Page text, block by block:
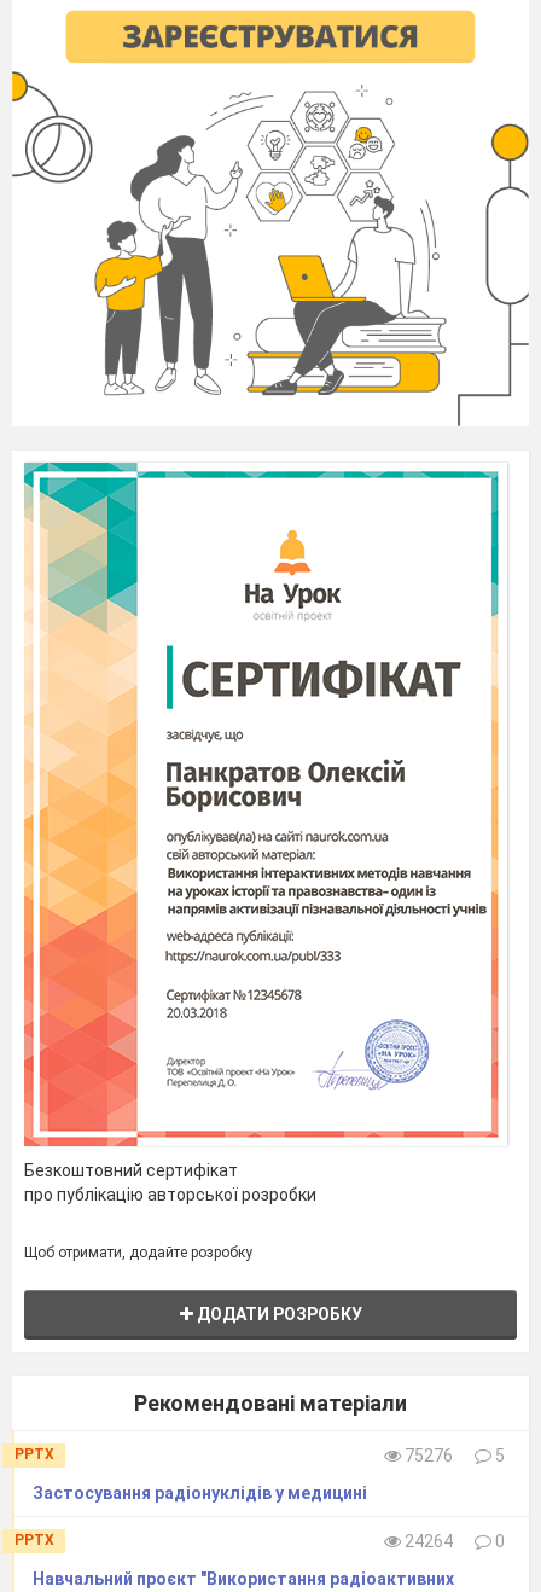
Безкоштовний сертифікат
про публікацію авторської розробки
Щоб отримати, додайте розробку
ДОДАТИ РОЗРОБКУ
Рекомендовані матеріали
PPTX 75276
5
Застосування радіонуклідів у медицині
PPTX 24264
0
Навчальний проєкт " Використання радіоактивних